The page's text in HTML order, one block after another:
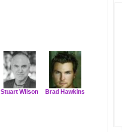
Stuart Wilson Brad Hawkins